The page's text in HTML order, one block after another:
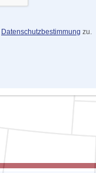
Datenschutzbestimmung zu.